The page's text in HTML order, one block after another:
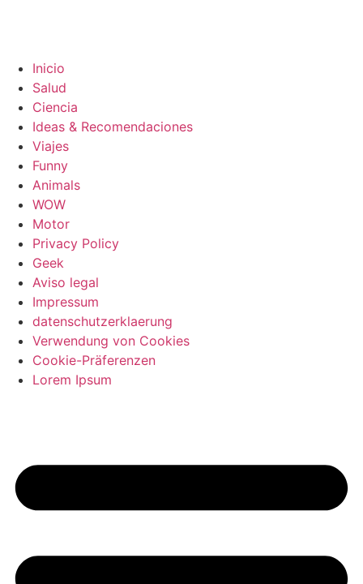
Inicio
Salud
Ciencia
Ideas & Recomendaciones
Viajes
Funny
Animals
WOW
Motor
Privacy Policy
Geek
Aviso legal
Impressum
datenschutzerklaerung
Verwendung von Cookies
Cookie-Präferenzen
Lorem Ipsum